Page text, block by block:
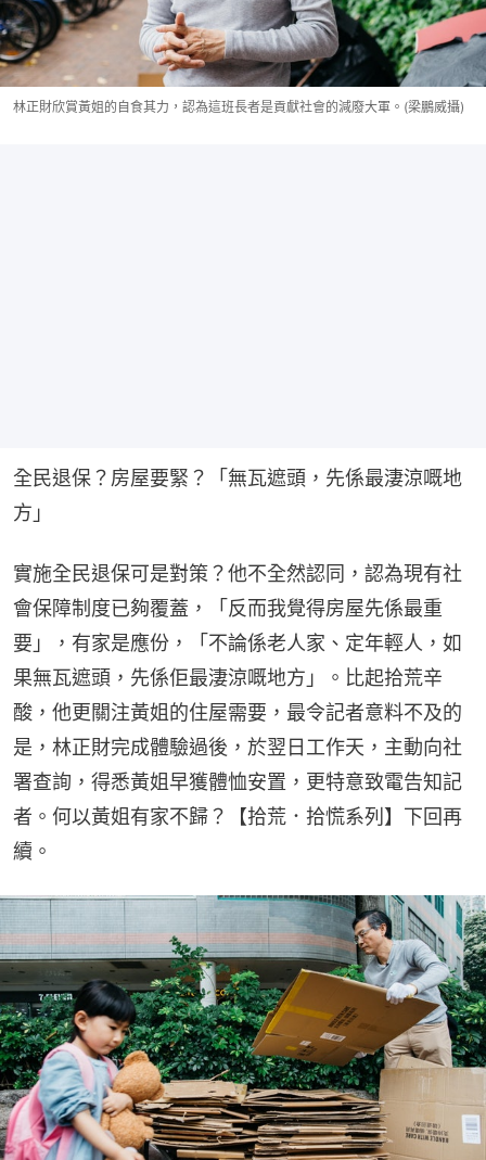
林正財欣賞黃姐的自食其力，認為這班長者是貢獻社會的減廢大軍。(梁鵬威攝)
全民退保？房屋要緊？「無瓦遮頭，先係最淒涼嘅地
方」
實施全民退保可是對策？他不全然認同，認為現有社
會保障制度已夠覆蓋，「反而我覺得房屋先係最重
要」，有家是應份，「不論係老人家、定年輕人，如
果無瓦遮頭，先係佢最淒涼嘅地方」。比起拾荒辛
酸，他更關注黃姐的住屋需要，最令記者意料不及的
是，林正財完成體驗過後，於翌日工作天，主動向社
署查詢，得悉黃姐早獲體恤安置，更特意致電告知記
者。何以黃姐有家不歸？【拾荒．拾慌系列】下回再
續。